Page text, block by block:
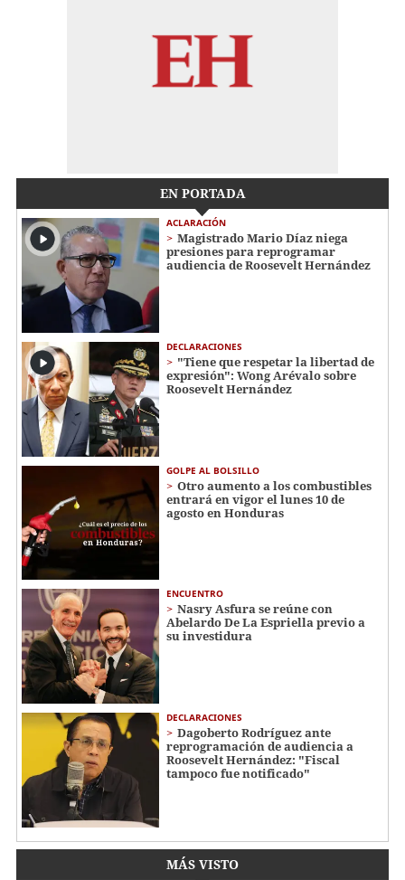
EN PORTADA
ACLARACIÓN
Magistrado Mario Díaz niega
presiones para reprogramar
audiencia de Roosevelt Hernández
DECLARACIONES
"Tiene que respetar la libertad de
expresión": Wong Arévalo sobre
Roosevelt Hernández
GOLPE AL BOLSILLO
Otro aumento a los combustibles
entrará en vigor el lunes 10 de
agosto en Honduras
ENCUENTRO
Nasry Asfura se reúne con
Abelardo De La Espriella previo a
su investidura
DECLARACIONES
Dagoberto Rodríguez ante
reprogramación de audiencia a
Roosevelt Hernández: "Fiscal
tampoco fue notificado"
MÁS VISTO